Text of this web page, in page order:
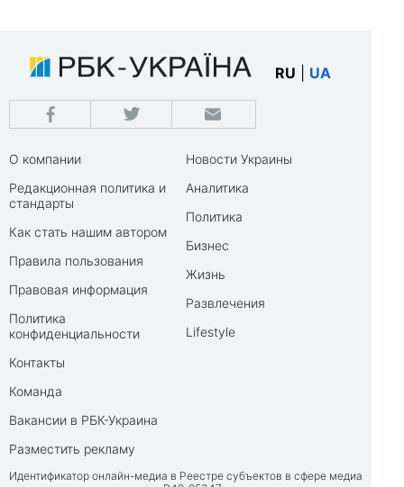
RU UA
О компании
Редакционная политика и
стандарты
Как стать нашим автором
Правила пользования
Правовая информация
Политика
конфиденциальности
Контакты
Команда
Вакансии в РБК-Украина
Разместить рекламу
Новости Украины
Аналитика
Политика
Бизнес
Жизнь
Развлечения
Lifestyle
Идентификатор онлайн-медиа в Реестре субъектов в сфере медиа